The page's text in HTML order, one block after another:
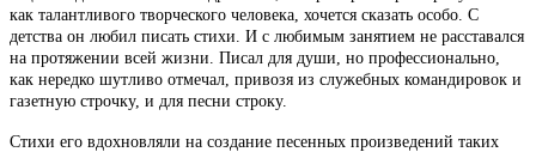
как талантливого творческого человека, хочется сказать особо. С
детства он любил писать стихи. И с любимым занятием не расставался
на протяжении всей жизни. Писал для души, но профессионально,
как нередко шутливо отмечал, привозя из служебных командировок и
газетную строчку, и для песни строку.
Стихи его вдохновляли на создание песенных произведений таких